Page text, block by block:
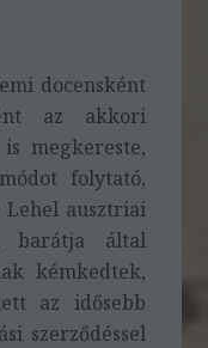
docensként
az akkori
megkereste,
folytató,
Lehel ausztriai
barátja által
kémkedtek,
az idősebb
szerződéssel